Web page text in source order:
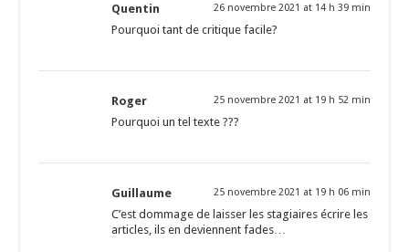
Quentin 26 novembre 2021 at 14 h 39 min
Pourquoi tant de critique facile?
Roger 25 novembre 2021 at 19 h 52 min
Pourquoi un tel texte ???
Guillaume 25 novembre 2021 at 19 h 06 min
C’est dommage de laisser les stagiaires écrire les
articles, ils en deviennent fades…